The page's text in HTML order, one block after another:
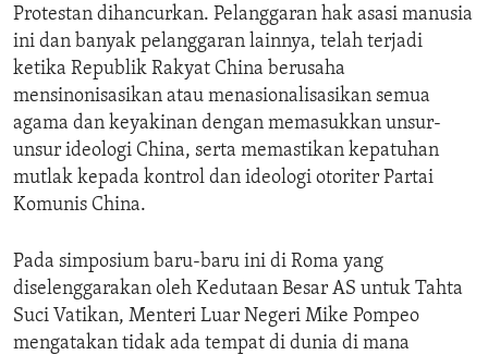
Protestan dihancurkan. Pelanggaran hak asasi manusia
ini dan banyak pelanggaran lainnya, telah terjadi
ketika Republik Rakyat China berusaha
mensinonisasikan atau menasionalisasikan semua
agama dan keyakinan dengan memasukkan unsur-
unsur ideologi China, serta memastikan kepatuhan
mutlak kepada kontrol dan ideologi otoriter Partai
Komunis China.
Pada simposium baru-baru ini di Roma yang
diselenggarakan oleh Kedutaan Besar AS untuk Tahta
Suci Vatikan, Menteri Luar Negeri Mike Pompeo
mengatakan tidak ada tempat di dunia di mana